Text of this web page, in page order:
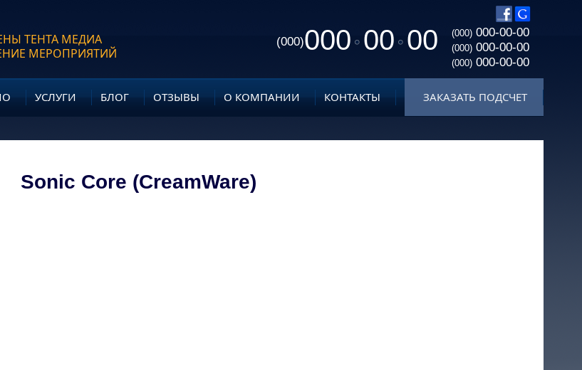
ТЕНТА МЕДИА
МЕРОПРИЯТИЙ
(000)000 00 00 (000) 000-00-00
(000) 000-00-00
(000) 000-00-00
УСЛУГИ БЛОГ ОТЗЫВЫ О КОМПАНИИ КОНТАКТЫ ЗАКАЗАТЬ ПОДСЧЕТ
Sonic Core (CreamWare)